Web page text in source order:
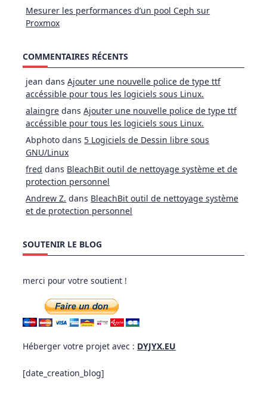
Mesurer les performances d’un pool Ceph sur
Proxmox
COMMENTAIRES RÉCENTS
jean dansAjouter une nouvelle police de type ttf
accéssible pour tous les logiciels sous Linux.
alaingre dansAjouter une nouvelle police de type ttf
accéssible pour tous les logiciels sous Linux.
Abphoto dans 5 Logiciels de Dessin libre sous
GNU/Linux
fred dans BleachBit outil de nettoyage système et de
protection personnel
Andrew Z. dans BleachBit outil de nettoyage système
et de protection personnel
SOUTENIR LE BLOG
merci pour votre soutient !
Héberger votre projet avec : DYJYX.EU
[date_creation_blog]